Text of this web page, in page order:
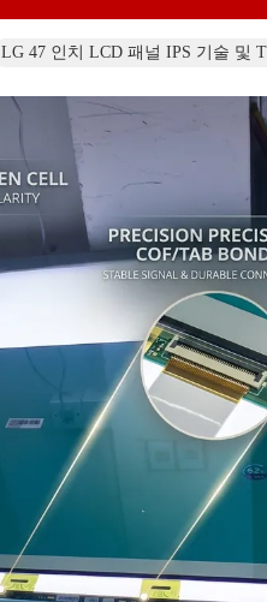
LG 47 인치 LCD 패널 IPS 기술 및